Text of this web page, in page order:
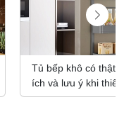
Tủ bếp khô có thật
ích và lưu ý khi thiết